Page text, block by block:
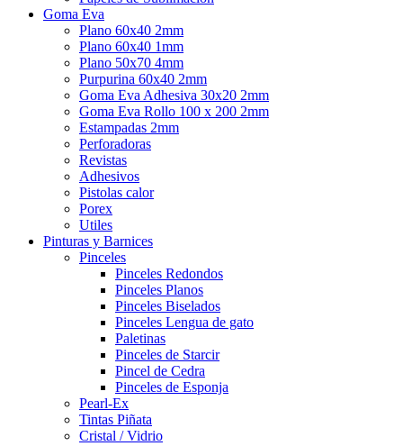
Goma Eva
Plano 60x40 2mm
Plano 60x40 1mm
Plano 50x70 4mm
Purpurina 60x40 2mm
Goma Eva Adhesiva 30x20 2mm
Goma Eva Rollo 100 x 200 2mm
Estampadas 2mm
Perforadoras
Revistas
Adhesivos
Pistolas calor
Porex
Utiles
Pinturas y Barnices
Pinceles
Pinceles Redondos
Pinceles Planos
Pinceles Biselados
Pinceles Lengua de gato
Paletinas
Pinceles de Starcir
Pincel de Cedra
Pinceles de Esponja
Pearl-Ex
Tintas Piñata
Cristal / Vidrio